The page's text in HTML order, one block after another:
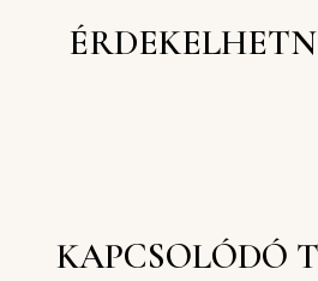
KAPCSOLÓDÓ